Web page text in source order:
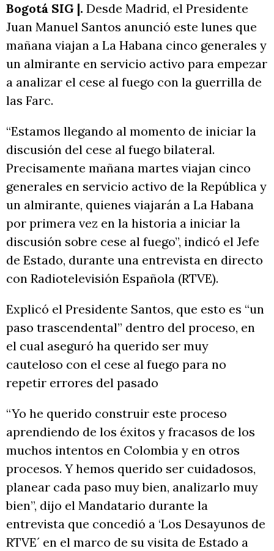
Bogotá SIG |. Desde Madrid, el Presidente
Juan Manuel Santos anunció este lunes que
mañana viajan a La Habana cinco generales y
un almirante en servicio activo para empezar
a analizar el cese al fuego con la guerrilla de
las Farc.
“Estamos llegando al momento de iniciar la
discusión del cese al fuego bilateral.
Precisamente mañana martes viajan cinco
generales en servicio activo de la República y
un almirante, quienes viajarán a La Habana
por primera vez en la historia a iniciar la
discusión sobre cese al fuego”, indicó el Jefe
de Estado, durante una entrevista en directo
con Radiotelevisión Española (RTVE).
Explicó el Presidente Santos, que esto es “un
paso trascendental” dentro del proceso, en
el cual aseguró ha querido ser muy
cauteloso con el cese al fuego para no
repetir errores del pasado
“Yo he querido construir este proceso
aprendiendo de los éxitos y fracasos de los
muchos intentos en Colombia y en otros
procesos. Y hemos querido ser cuidadosos,
planear cada paso muy bien, analizarlo muy
bien”, dijo el Mandatario durante la
entrevista que concedió a ‘Los Desayunos de
RTVE´ en el marco de su visita de Estado a